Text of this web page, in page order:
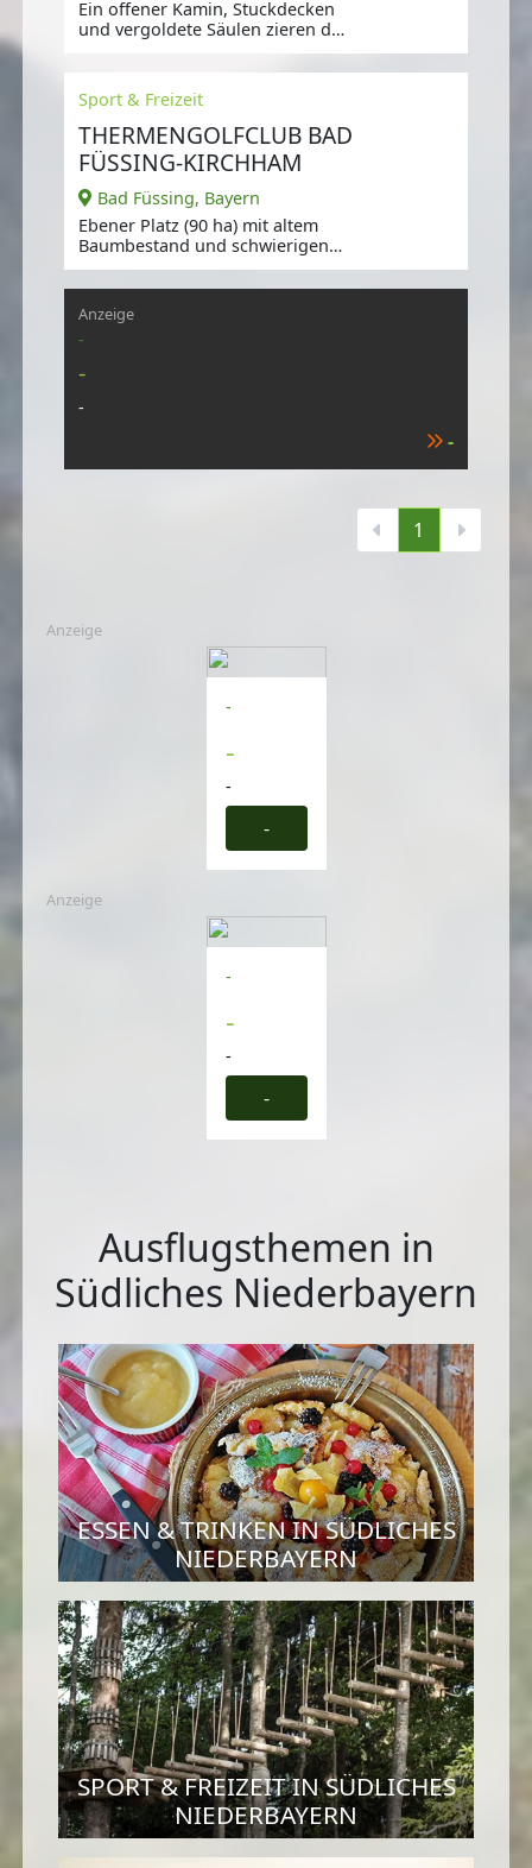
Ein offener Kamin, Stuckdecken
und vergoldete Säulen zieren das
Restaurant des Luxus-Hotels.
Sport & Freizeit
THERMENGOLFCLUB BAD
FÜSSING-KIRCHHAM
Bad Füssing, Bayern
Ebener Platz (90 ha) mit altem
Baumbestand und schwierigen
Wasserhindernissen an den
hinteren
Anzeige
-
-
-
-
1
Anzeige
-
-
-
-
Anzeige
-
-
-
-
Ausflugsthemen in
Südliches Niederbayern
ESSEN & TRINKEN IN SÜDLICHES
NIEDERBAYERN
SPORT & FREIZEIT IN SÜDLICHES
NIEDERBAYERN